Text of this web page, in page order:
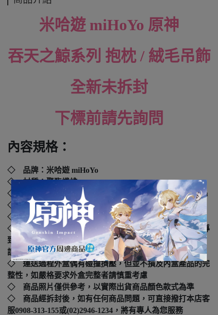
米哈遊 miHoYo 原神
吞天之鯨系列 抱枕 / 絨毛吊飾
全新未拆封
下標前請先詢問
內容規格：
◇ 品牌： 米哈遊 miHoYo
◇ 材質：聚酯纖維
◇ 玩偶尺寸：
70 x 40 x 25 cm 吊飾 尺寸：15 x 9.5 x 5.5 cm
◇ 年齡：4歲以上
◇ 國際碼：6974096531080、6974096531172
◇ 本產品如拆封或之後壓損後即無法恢復原狀，可能會導
致影響您的退貨權益，在您還不確定是否要辦理退貨以前，
請勿拆封
◇ 運送過程外盒偶有碰撞擠壓，但並不損及內盒產品的完
整性，如嚴格要求外盒完整者請慎重考慮
◇ 商品照片僅供參考，以實際出貨商品顏色款式為準
◇ 商品經拆封後，如有任何商品問題，可直接撥打本店客
服0908-313-155或(02)2946-1234，將有專人為您服務